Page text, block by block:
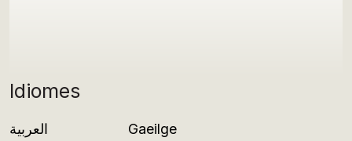
Idiomes
العربية
Gaeilge